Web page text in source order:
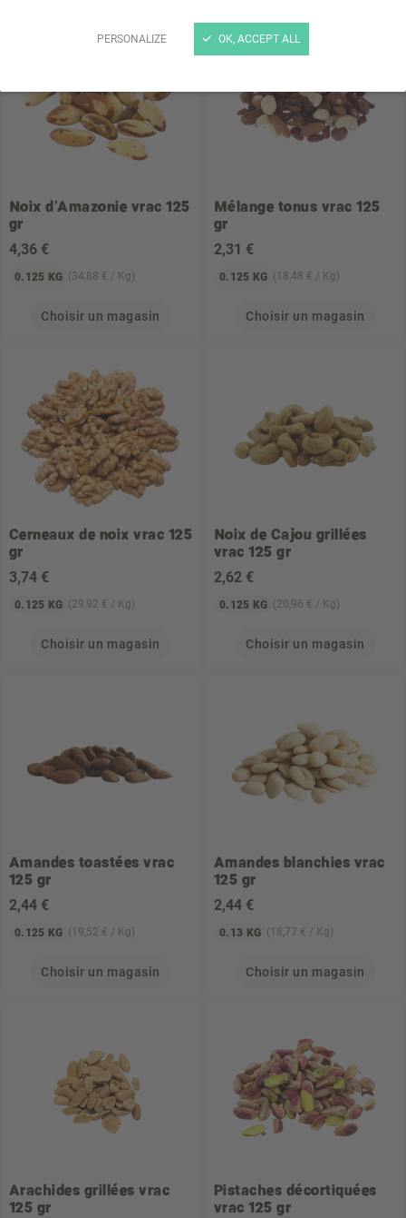
PERSONALIZE OK, ACCEPT ALL
Noix d'Amazonie vrac 125
gr
4,36 €
0.125 KG (34,88 € / Kg)
Choisir un magasin
Mélange tonus vrac 125
gr
2,31 €
0.125 KG (18,48 € / Kg)
Choisir un magasin
Cerneaux de noix vrac 125
gr
3,74 €
0.125 KG (29,92 € / Kg)
Choisir un magasin
Noix de Cajou grillées
vrac 125 gr
2,62 €
0.125 KG (20,96 € / Kg)
Choisir un magasin
Amandes toastées vrac
125 gr
2,44 €
0.125 KG (19,52 € / Kg)
Choisir un magasin
Amandes blanchies vrac
125 gr
2,44 €
0.13 KG (18,77 € / Kg)
Choisir un magasin
Arachides grillées vrac
125 gr
Pistaches décortiquées
vrac 125 gr